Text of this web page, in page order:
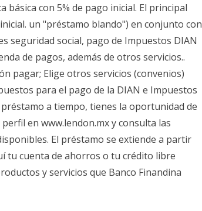
básica con 5% de pago inicial. El principal
un "préstamo blando") en conjunto con
seguridad social, pago de Impuestos DIAN
de pagos, además de otros servicios..
pagar; Elige otros servicios (convenios)
para el pago de la DIAN e Impuestos
a tiempo, tienes la oportunidad de
en www.lendon.mx y consulta las
El préstamo se extiende a partir
tu cuenta de ahorros o tu crédito libre
y servicios que Banco Finandina